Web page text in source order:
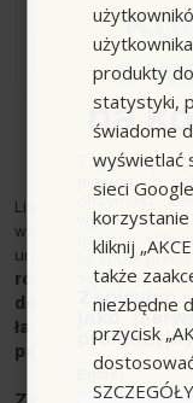
+
Listwy do dysz
wyposażenia
uniwersalnego
różnorodnej
dopasowania ich
łatwością
parowego.
produkty
statystyki,
świadome
wyświetlać
sieci
kliknij
także
niezbędne
przycisk
o
na
Zapisz się do
pierwszych
otrzymasz
naszym
to 100zł
się z innymi
Zapisując
jako
Email